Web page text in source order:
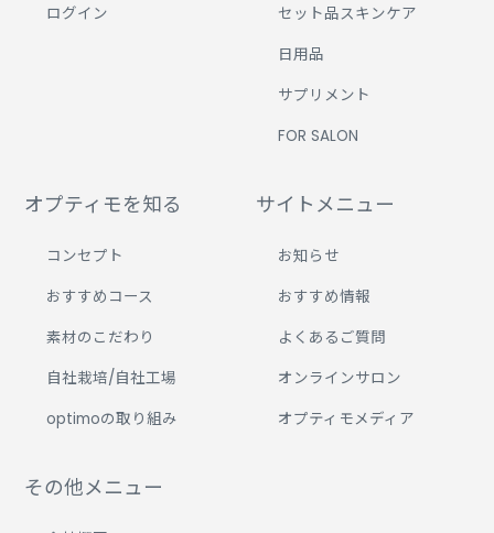
ログイン
セット品スキンケア
日用品
サプリメント
FOR SALON
オプティモを知る
コンセプト
おすすめコース
素材のこだわり
自社栽培/自社工場
optimoの取り組み
サイトメニュー
お知らせ
おすすめ情報
よくあるご質問
オンラインサロン
オプティモメディア
その他メニュー